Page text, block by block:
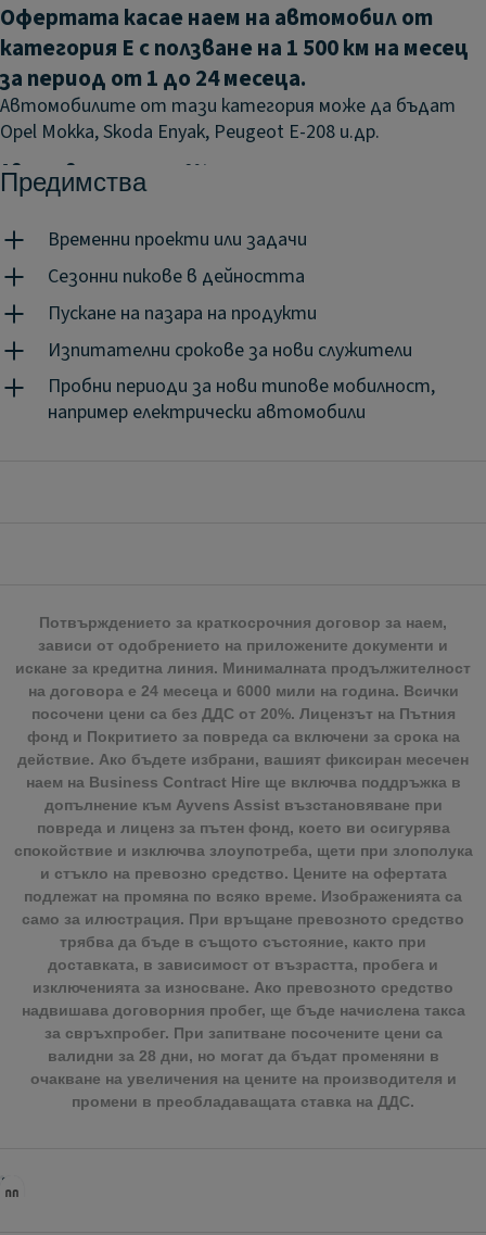
Офертата касае наем на автомобил от
категория E с ползване на 1 500 км на месец
за период от 1 до 24 месеца.
Автомобилите от тази категория може да бъдат
Opel Mokka, Skoda Enyak, Peugeot E-208 и.др.
Авансово плащане:
0%
илюстративна цел и включва опционални екстри.
Гъвкава мобилност означава, че получавате
точното решение в точното време и на точната
цена. Ayvens Flex е просто и ефективно решение за
мобилност, подходящо за период от 1 до 24
месеца.Продуктът съчетава предимството да
използвате автомобил на оперативен лизинг с
включени услуги с това той бъде на разположение,
Предимства
Временни проекти или задачи
Сезонни пикове в дейността
Пускане на пазара на продукти
Изпитателни срокове за нови служители
Пробни периоди за нови типове мобилност,
например електрически автомобили
Потвърждението за краткосрочния договор за наем,
зависи от одобрението на приложените документи и
искане за кредитна линия. Минималната продължителност
на договора е 24 месеца и 6000 мили на година. Всички
посочени цени са без ДДС от 20%. Лицензът на Пътния
фонд и Покритието за повреда са включени за срока на
действие. Ако бъдете избрани, вашият фиксиран месечен
наем на Business Contract Hire ще включва поддръжка в
допълнение към Ayvens Assist възстановяване при
повреда и лиценз за пътен фонд, което ви осигурява
спокойствие и изключва злоупотреба, щети при злополука
и стъкло на превозно средство. Цените на офертата
подлежат на промяна по всяко време. Изображенията са
само за илюстрация. При връщане превозното средство
трябва да бъде в същото състояние, както при
доставката, в зависимост от възрастта, пробега и
изключенията за износване. Ако превозното средство
надвишава договорния пробег, ще бъде начислена такса
за свръхпробег. При запитване посочените цени са
валидни за 28 дни, но могат да бъдат променяни в
очакване на увеличения на цените на производителя и
промени в преобладаващата ставка на ДДС.